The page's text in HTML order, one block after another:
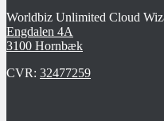
Worldbiz Unlimited Cloud
Engdalen 4A
3100 Hornbæk
CVR: 32477259